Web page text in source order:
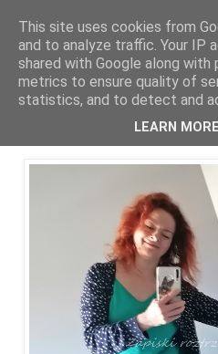
29 kwietnia 2023
Joga z mietłą, czyli
This site uses cookies from
and to analyze traffic. Your IP
shared with Google along
metrics to ensure quality of
statistics, and to detect and
LEARN MORE